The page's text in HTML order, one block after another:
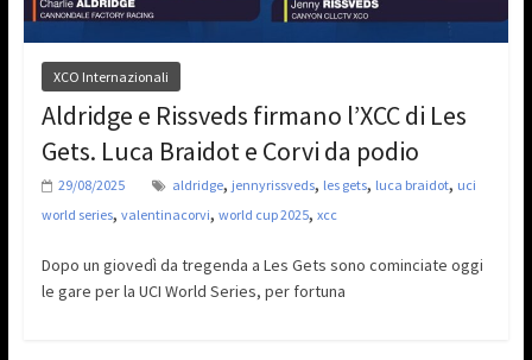
XCO Internazionali
Aldridge e Rissveds firmano l’XCC di Les
Gets. Luca Braidot e Corvi da podio
29/08/2025 aldridge, jennyrissveds, les gets, luca braidot, uci
world series, valentinacorvi, world cup 2025, xcc
Dopo un giovedì da tregenda a Les Gets sono cominciate oggi
le gare per la UCI World Series, per fortuna